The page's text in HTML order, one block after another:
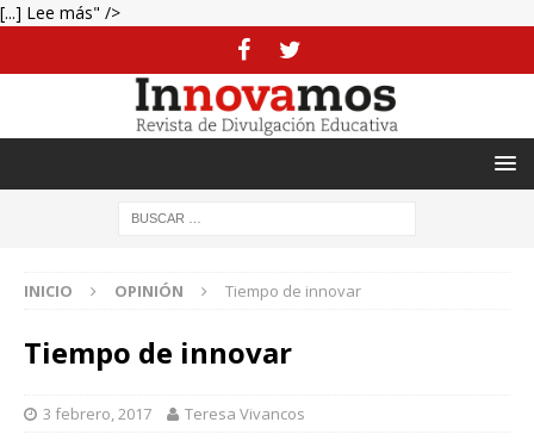
[...] Lee más" />
INICIO OPINIÓN Tiempo de innovar
Tiempo de innovar
3 febrero, 2017 Teresa Vivancos